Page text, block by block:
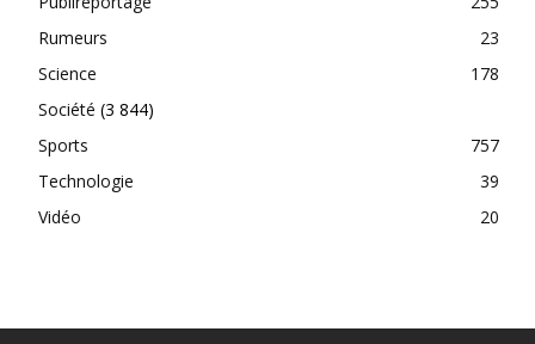
Rumeurs
23
Science
178
Société (3 844)
Sports
757
Technologie
39
Vidéo
20